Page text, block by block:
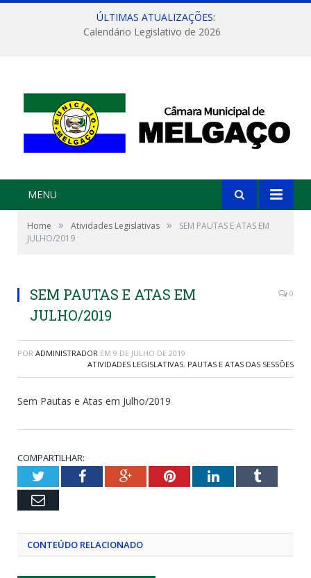
ÚLTIMAS ATUALIZAÇÕES:
Calendário Legislativo de 2026
MENU
Home » Atividades Legislativas »
SEM PAUTAS E ATAS EM
JULHO/2019
SEM PAUTAS E ATAS EM
JULHO/2019
0
POR ADMINISTRADOR EM 9 DE JULHO DE 2019
ATIVIDADES LEGISLATIVAS, PAUTAS E ATAS DAS SESSÕES
Sem Pautas e Atas em Julho/2019
COMPARTILHAR:
TwitterFacebookGoogle+PinterestLinkedInTumblr
Email
CONTEÚDO RELACIONADO